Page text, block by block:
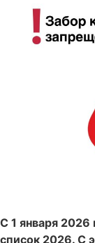
С 1 января
список 2026. С